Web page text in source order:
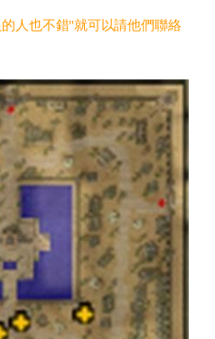
人也不錯"就可以請他們聯絡